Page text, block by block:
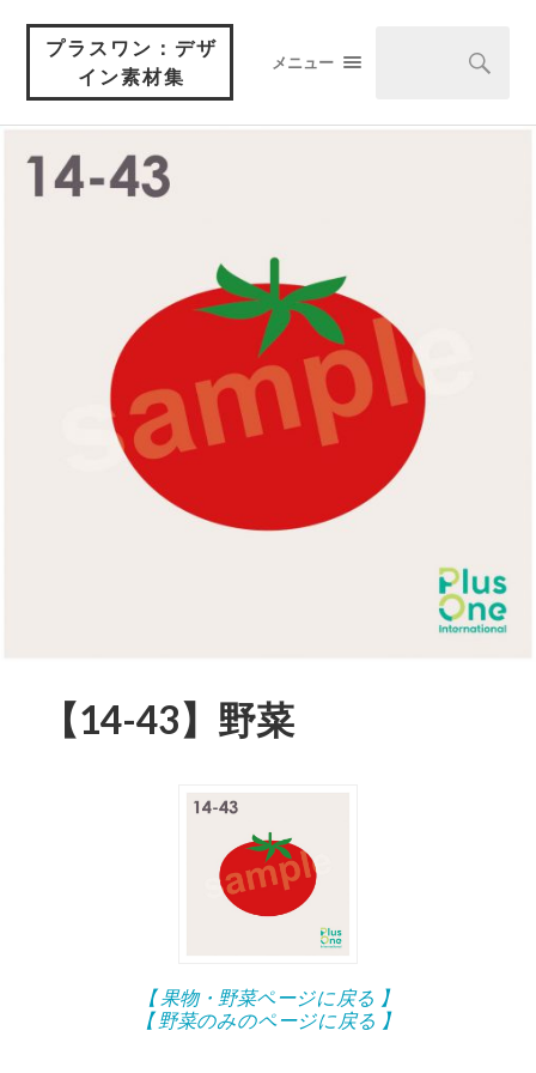
プラスワン：デザ
イン素材集
メニュー
【14-43】野菜
【 果物・野菜ページに戻る 】
【 野菜のみのページに戻る 】